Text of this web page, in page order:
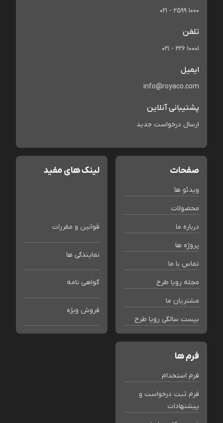
021 - 2599 1000
تلفن
021 - 226 10001
ایمیل
info@royaco.com
پشتیبانی آنلاین
ارسال درخواست جدید
صفحات
ویدئو ها
محصولات
درباره ما
پروژه ها
تماس با ما
مجله رویا طرح
مشتریان ما
بیست سالگی رویا طرح
لینک های مفید
قوانین و مقررات
نمایندگی ها
گواهی نامه
فروش ویژه
فرم ها
فرم استخدام
فرم ثبت درخواست و
پیشنهادات